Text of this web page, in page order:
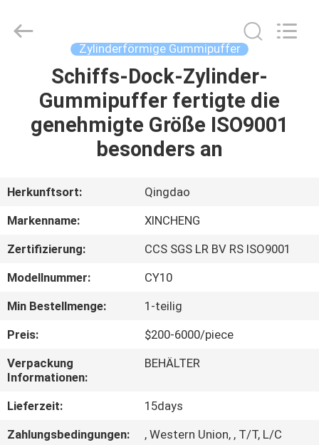
HAUS
PRODUKTE
SHOW
UNS
FABRIK-
AUSFLUG
QUALITÄTSKONTROLLE
Products
Zylinderförmige Gummipuffer
Schiffs-Dock-Zylinder-
Gummipuffer fertigte die
genehmigte Größe ISO9001
besonders an
Herkunftsort:
Qingdao
Markenname:
XINCHENG
Zertifizierung:
CCS SGS LR BV RS ISO9001
Modellnummer:
CY10
Min Bestellmenge:
1-teilig
Preis:
$200-6000/piece
Verpackung
Informationen:
BEHÄLTER
Lieferzeit:
15days
Zahlungsbedingungen:
, Western Union, , T/T, L/C